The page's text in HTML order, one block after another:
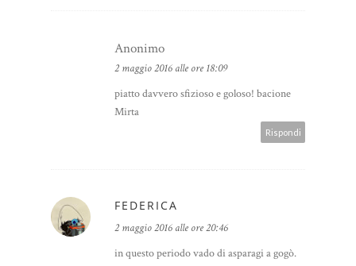
Anonimo
2 maggio 2016 alle ore 18:09
piatto davvero sfizioso e goloso! bacione
Mirta
Rispondi
FEDERICA
2 maggio 2016 alle ore 20:46
in questo periodo vado di asparagi a gogò.